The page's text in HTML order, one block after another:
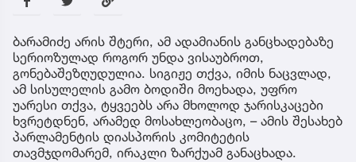
ბარამიძე არის შტერი, ამ ადამიანის განცხადებაზე
სერიოზულად როგორ უნდა ვისაუბროთ,
გონებაშეზღუდულია. სიგიჟე თქვა, იმის ნაცვლად,
ამ სისულელის გამო ბოდიში მოეხადა, უფრო
უარესი თქვა, ტყვეებს არა მხოლოდ ჯარისკაცები
ხვრეტდნენ, არამედ მოსახლეობაცო, – ამის შესახებ
პარლამენტის დიასპორის კომიტეტის
თავმჯდომარემ, ირაკლი ზარქუამ განაცხადა.